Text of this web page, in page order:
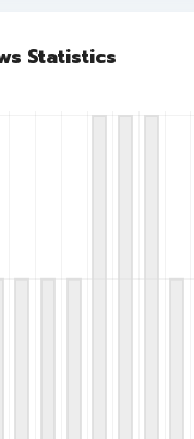
Statistics